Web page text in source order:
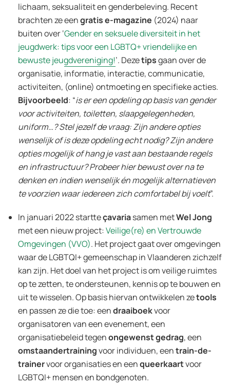
lichaam, seksualiteit en genderbeleving. Recent
brachten ze eengratis e-magazine (2024) naar
buiten over ‘Gender en seksuele diversiteit in het
jeugdwerk: tips voor een LGBTQ+ vriendelijke en
bewuste jeugdvereniging!’. Dezetipsgaan over de
organisatie, informatie, interactie, communicatie,
activiteiten, (online) ontmoeting en specifieke acties.
Bijvoorbeeld: “is er een opdeling op basis van gender
voor activiteiten, toiletten, slaapgelegenheden,
uniform…? Stel jezelf de vraag: Zijn andere opties
wenselijk of is deze opdeling echt nodig? Zijn andere
opties mogelijk of hang je vast aan bestaande regels
en infrastructuur? Probeer hier bewust over na te
denken en indien wenselijk én mogelijk alternatieven
te voorzien waar iedereen zich comfortabel bij voelt”.
In januari 2022 startteçavariasamen metWel Jong
met een nieuw project:Veilige(re) en Vertrouwde
Omgevingen (VVO). Het project gaat over omgevingen
waar de LGBTQI+ gemeenschap in Vlaanderen zichzelf
kan zijn. Het doel van het project is om veilige ruimtes
op te zetten, te ondersteunen, kennis op te bouwen en
uit te wisselen. Op basis hiervan ontwikkelen zetools
en passen ze die toe: eendraaiboekvoor
organisatoren van een evenement, een
organisatiebeleid tegenongewenst gedrag, een
omstaandertrainingvoor individuen, eentrain-de-
trainervoor organisaties en eenqueerkaartvoor
LGBTQI+ mensen en bondgenoten.